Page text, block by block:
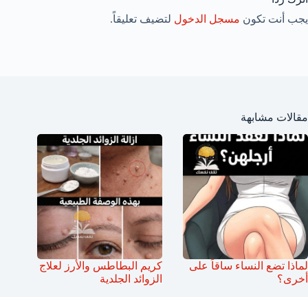
يجب أنت تكون مسجل الدخول لتضيف تعليقاً.
مقالات مشابهة
لماذا تضع النساء ساقاً على
أخرى؟
كريم البطاطس والأرز لعلاج
الزوائد الجلدية